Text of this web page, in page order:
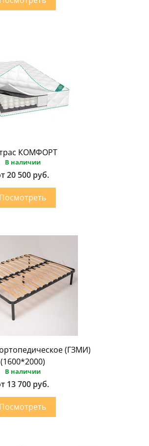
КОМФОРТ
В наличии
20 500 руб.
(ГЗМИ)
(1600*2000)
В наличии
13 700 руб.